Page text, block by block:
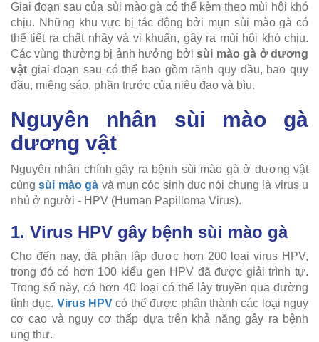
Giai đoạn sau của sùi mào gà có thể kèm theo mùi hôi khó
chịu. Những khu vực bị tác động bởi mụn sùi mào gà có
thể tiết ra chất nhầy và vi khuẩn, gây ra mùi hôi khó chịu.
Các vùng thường bị ảnh hưởng bởisùi mào gà ở dương
vật giai đoạn sau có thể bao gồm rãnh quy đầu, bao quy
đầu, miệng sáo, phần trước của niệu đạo và bìu.
Nguyên nhân sùi mào gà
dương vật
Nguyên nhân chính gây ra bệnh sùi mào gà ở dương vật
cùngsùi mào gà và mụn cóc sinh dục nói chung là virus u
nhú ở người - HPV (Human Papilloma Virus).
1. Virus HPV gây bệnh sùi mào gà
Cho đến nay, đã phân lập được hơn 200 loại virus HPV,
trong đó có hơn 100 kiểu gen HPV đã được giải trình tự.
Trong số này, có hơn 40 loại có thể lây truyền qua đường
tình dục. Virus HPV có thể được phân thành các loại nguy
cơ cao và nguy cơ thấp dựa trên khả năng gây ra bệnh
ung thư.